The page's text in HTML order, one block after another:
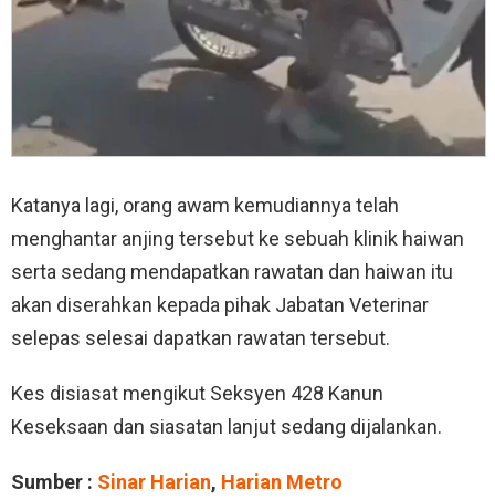
Katanya lagi, orang awam kemudiannya telah
menghantar anjing tersebut ke sebuah klinik haiwan
serta sedang mendapatkan rawatan dan haiwan itu
akan diserahkan kepada pihak Jabatan Veterinar
selepas selesai dapatkan rawatan tersebut.
Kes disiasat mengikut Seksyen 428 Kanun
Keseksaan dan siasatan lanjut sedang dijalankan.
Sumber : Sinar Harian, Harian Metro